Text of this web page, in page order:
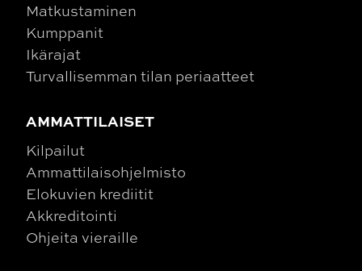
Matkustaminen
Kumppanit
Ikärajat
Turvallisemman tilan periaatteet
AMMATTILAISET
Kilpailut
Ammattilaisohjelmisto
Elokuvien krediitit
Akkreditointi
Ohjeita vieraille